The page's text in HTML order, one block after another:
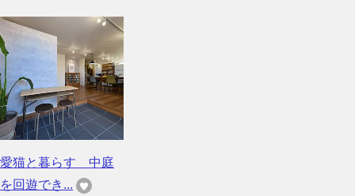
愛猫と暮らす 中庭
を回遊でき...